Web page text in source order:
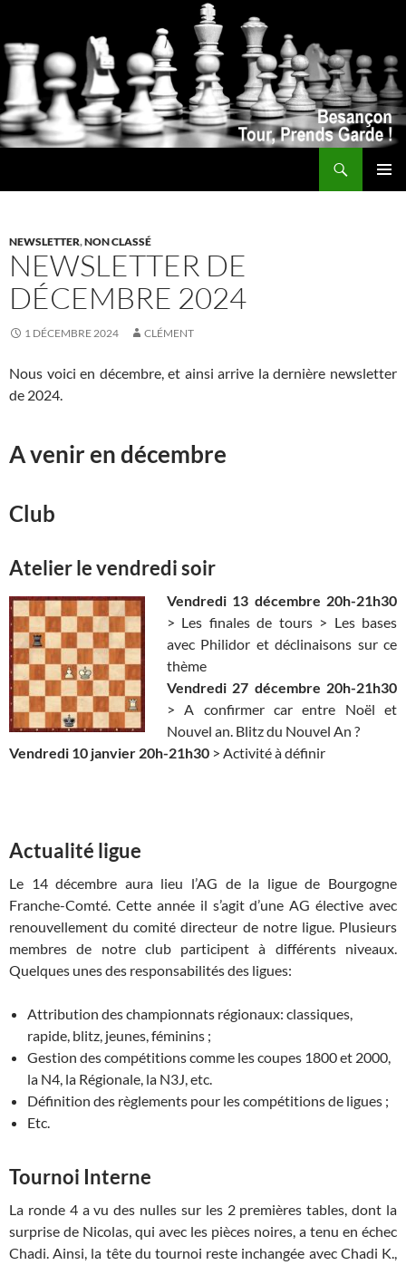
NEWSLETTER,NON CLASSÉ
NEWSLETTER DE
DÉCEMBRE 2024
1 DÉCEMBRE 2024 CLÉMENT
Nous voici en décembre, et ainsi arrive la dernière newsletter
de 2024.
A venir en décembre
Club
Atelier le vendredi soir
Vendredi 13 décembre 20h-21h30
> Les finales de tours > Les bases
avec Philidor et déclinaisons sur ce
thème
Vendredi 27 décembre 20h-21h30
> A confirmer car entre Noël et
Nouvel an. Blitz du Nouvel An ?
Vendredi 10 janvier 20h-21h30 > Activité à définir
Actualité ligue
Le 14 décembre aura lieu l’AG de la ligue de Bourgogne
Franche-Comté. Cette année il s’agit d’une AG élective avec
renouvellement du comité directeur de notre ligue. Plusieurs
membres de notre club participent à différents niveaux.
Quelques unes des responsabilités des ligues:
Attribution des championnats régionaux: classiques,
rapide, blitz, jeunes, féminins ;
Gestion des compétitions comme les coupes 1800 et 2000,
la N4, la Régionale, la N3J, etc.
Définition des règlements pour les compétitions de ligues ;
Etc.
Tournoi Interne
La ronde 4 a vu des nulles sur les 2 premières tables, dont la
surprise de Nicolas, qui avec les pièces noires, a tenu en échec
Chadi. Ainsi, la tête du tournoi reste inchangée avec Chadi K.,